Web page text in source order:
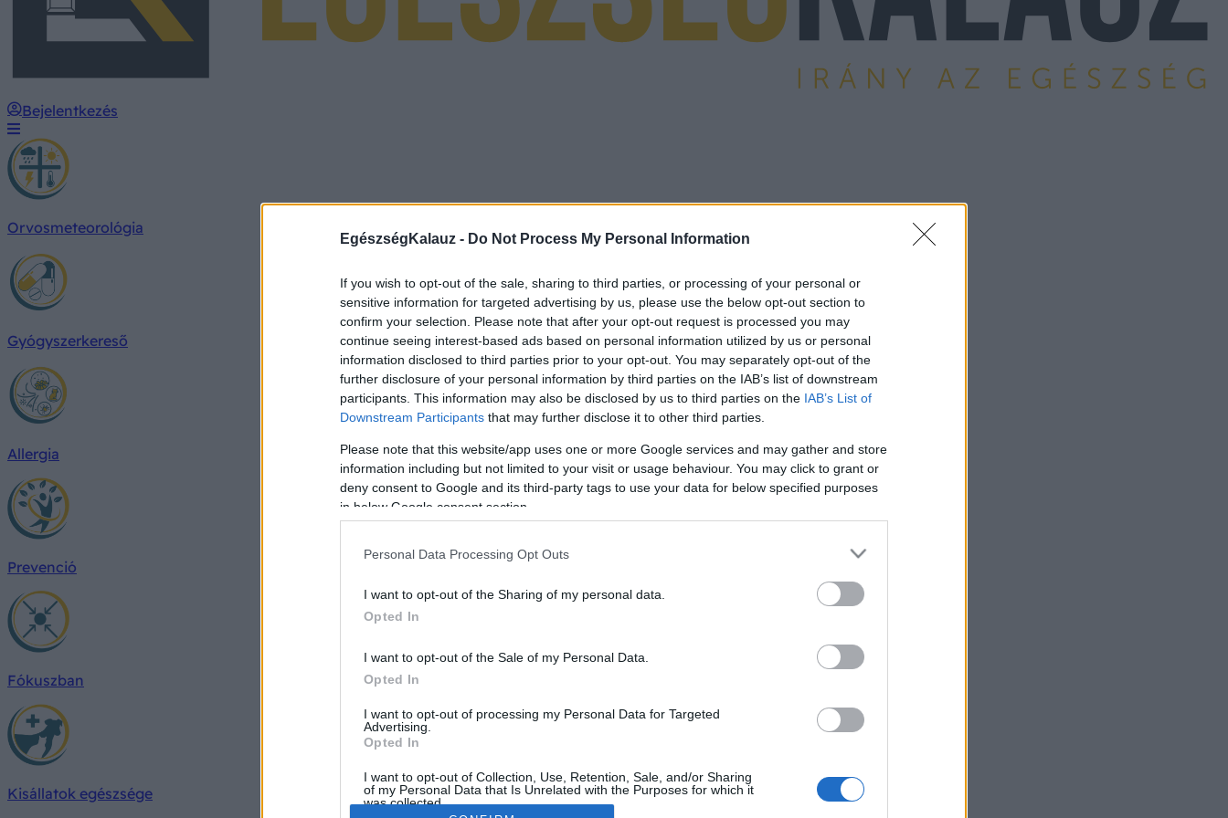
EgészségKalauz - Do Not Process My Personal Information
If you wish to opt-out of the sale, sharing to third parties, or processing of your personal or
sensitive information for targeted advertising by us, please use the below opt-out section to
confirm your selection. Please note that after your opt-out request is processed you may
continue seeing interest-based ads based on personal information utilized by us or personal
information disclosed to third parties prior to your opt-out. You may separately opt-out of the
further disclosure of your personal information by third parties on the IAB’s list of downstream
participants. This information may also be disclosed by us to third parties on the IAB’s List of
Downstream Participants that may further disclose it to other third parties.
Please note that this website/app uses one or more Google services and may gather and store
information including but not limited to your visit or usage behaviour. You may click to grant or
deny consent to Google and its third-party tags to use your data for below specified purposes
in below Google consent section.
Personal Data Processing Opt Outs
I want to opt-out of the Sharing of my personal data.
Opted In
I want to opt-out of the Sale of my Personal Data.
Opted In
I want to opt-out of processing my Personal Data for Targeted
Advertising.
Opted In
I want to opt-out of Collection, Use, Retention, Sale, and/or Sharing
of my Personal Data that Is Unrelated with the Purposes for which it
was collected.
Bejelentkezés
Orvosmeteorológia
Gyógyszerkereső
Allergia
Prevenció
Fókuszban
Kisállatok egészsége